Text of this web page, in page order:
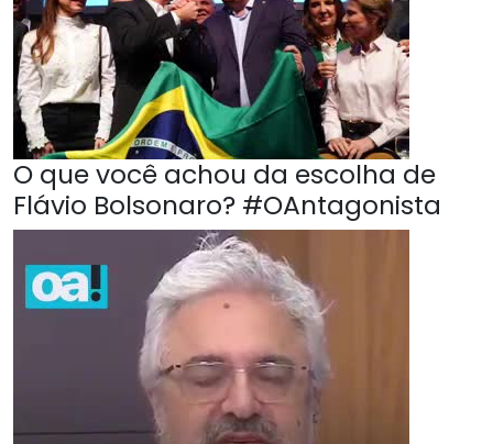
O que você achou da escolha de
Flávio Bolsonaro? #OAntagonista